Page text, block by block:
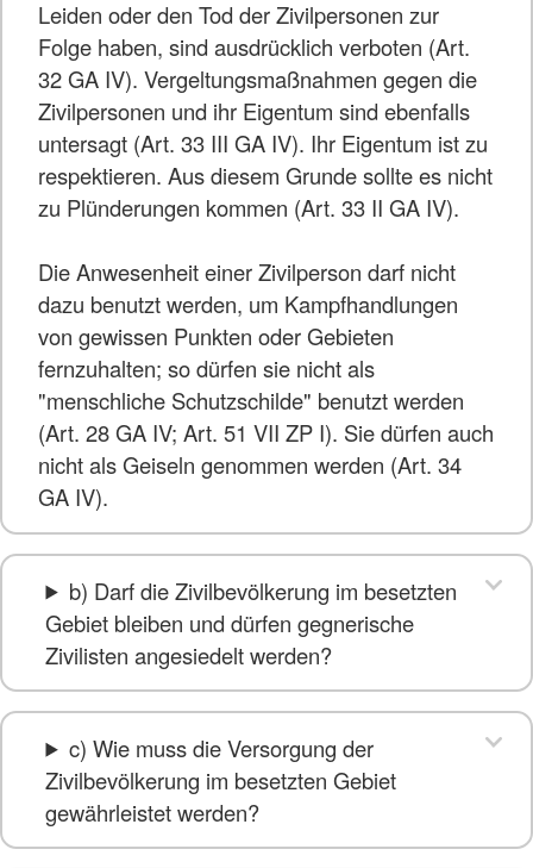
Leiden oder den Tod der Zivilpersonen zur
Folge haben, sind ausdrücklich verboten (Art.
32 GA IV). Vergeltungsmaßnahmen gegen die
Zivilpersonen und ihr Eigentum sind ebenfalls
untersagt (Art. 33 III GA IV). Ihr Eigentum ist zu
respektieren. Aus diesem Grunde sollte es nicht
zu Plünderungen kommen (Art. 33 II GA IV).
Die Anwesenheit einer Zivilperson darf nicht
dazu benutzt werden, um Kampfhandlungen
von gewissen Punkten oder Gebieten
fernzuhalten; so dürfen sie nicht als
"menschliche Schutzschilde" benutzt werden
(Art. 28 GA IV; Art. 51 VII ZP I). Sie dürfen auch
nicht als Geiseln genommen werden (Art. 34
GA IV).
b) Darf die Zivilbevölkerung im besetzten
Gebiet bleiben und dürfen gegnerische
Zivilisten angesiedelt werden?
c) Wie muss die Versorgung der
Zivilbevölkerung im besetzten Gebiet
gewährleistet werden?